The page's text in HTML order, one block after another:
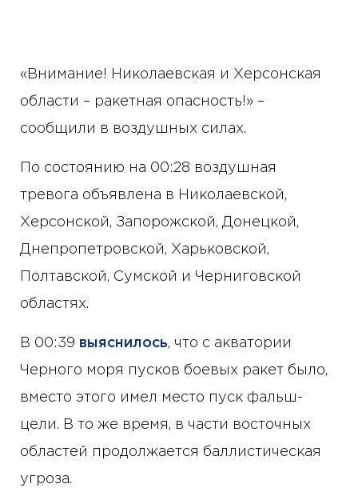
«Внимание! Николаевская и Херсонская
области – ракетная опасность!» –
сообщили в воздушных силах.
По состоянию на 00:28 воздушная
тревога объявлена в Николаевской,
Херсонской, Запорожской, Донецкой,
Днепропетровской, Харьковской,
Полтавской, Сумской и Черниговской
областях.
В 00:39 выяснилось, что с акватории
Черного моря пусков боевых ракет было,
вместо этого имел место пуск фальш-
цели. В то же время, в части восточных
областей продолжается баллистическая
угроза.